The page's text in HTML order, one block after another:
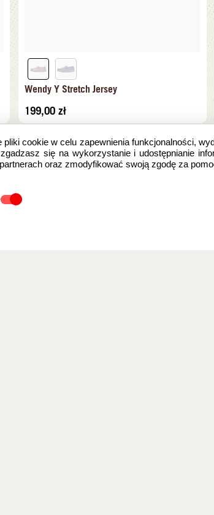
Wendy Y Stretch Jersey
199,00 zł
cookie w celu zapewnienia funkcjonalności,
się na wykorzystanie i udostępnianie
oraz zmodyfikować swoją zgodę za